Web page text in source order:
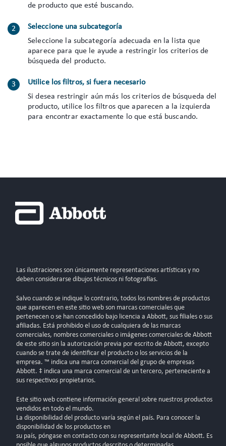
de producto que esté buscando.
Seleccione una subcategoría
Seleccione la subcategoría adecuada en la lista que
aparece para que le ayude a restringir los criterios de
búsqueda del producto.
Utilice los filtros, si fuera necesario
Si desea restringir aún más los criterios de búsqueda del
producto, utilice los filtros que aparecen a la izquierda
para encontrar exactamente lo que está buscando.
Las ilustraciones son únicamente representaciones artísticas y no
deben considerarse dibujos técnicos ni fotografías.
Salvo cuando se indique lo contrario, todos los nombres de productos
que aparecen en este sitio web son marcas comerciales que
pertenecen o se han concedido bajo licencia a Abbott, sus filiales o sus
afiliadas. Está prohibido el uso de cualquiera de las marcas
comerciales, nombres comerciales o imágenes comerciales de Abbott
de este sitio sin la autorización previa por escrito de Abbott, excepto
cuando se trate de identificar el producto o los servicios de la
empresa. ™ indica una marca comercial del grupo de empresas
Abbott. ‡ indica una marca comercial de un tercero, perteneciente a
sus respectivos propietarios.
Este sitio web contiene información general sobre nuestros productos
vendidos en todo el mundo.
La disponibilidad del producto varía según el país. Para conocer la
disponibilidad de los productos en
su país, póngase en contacto con su representante local de Abbott. Es